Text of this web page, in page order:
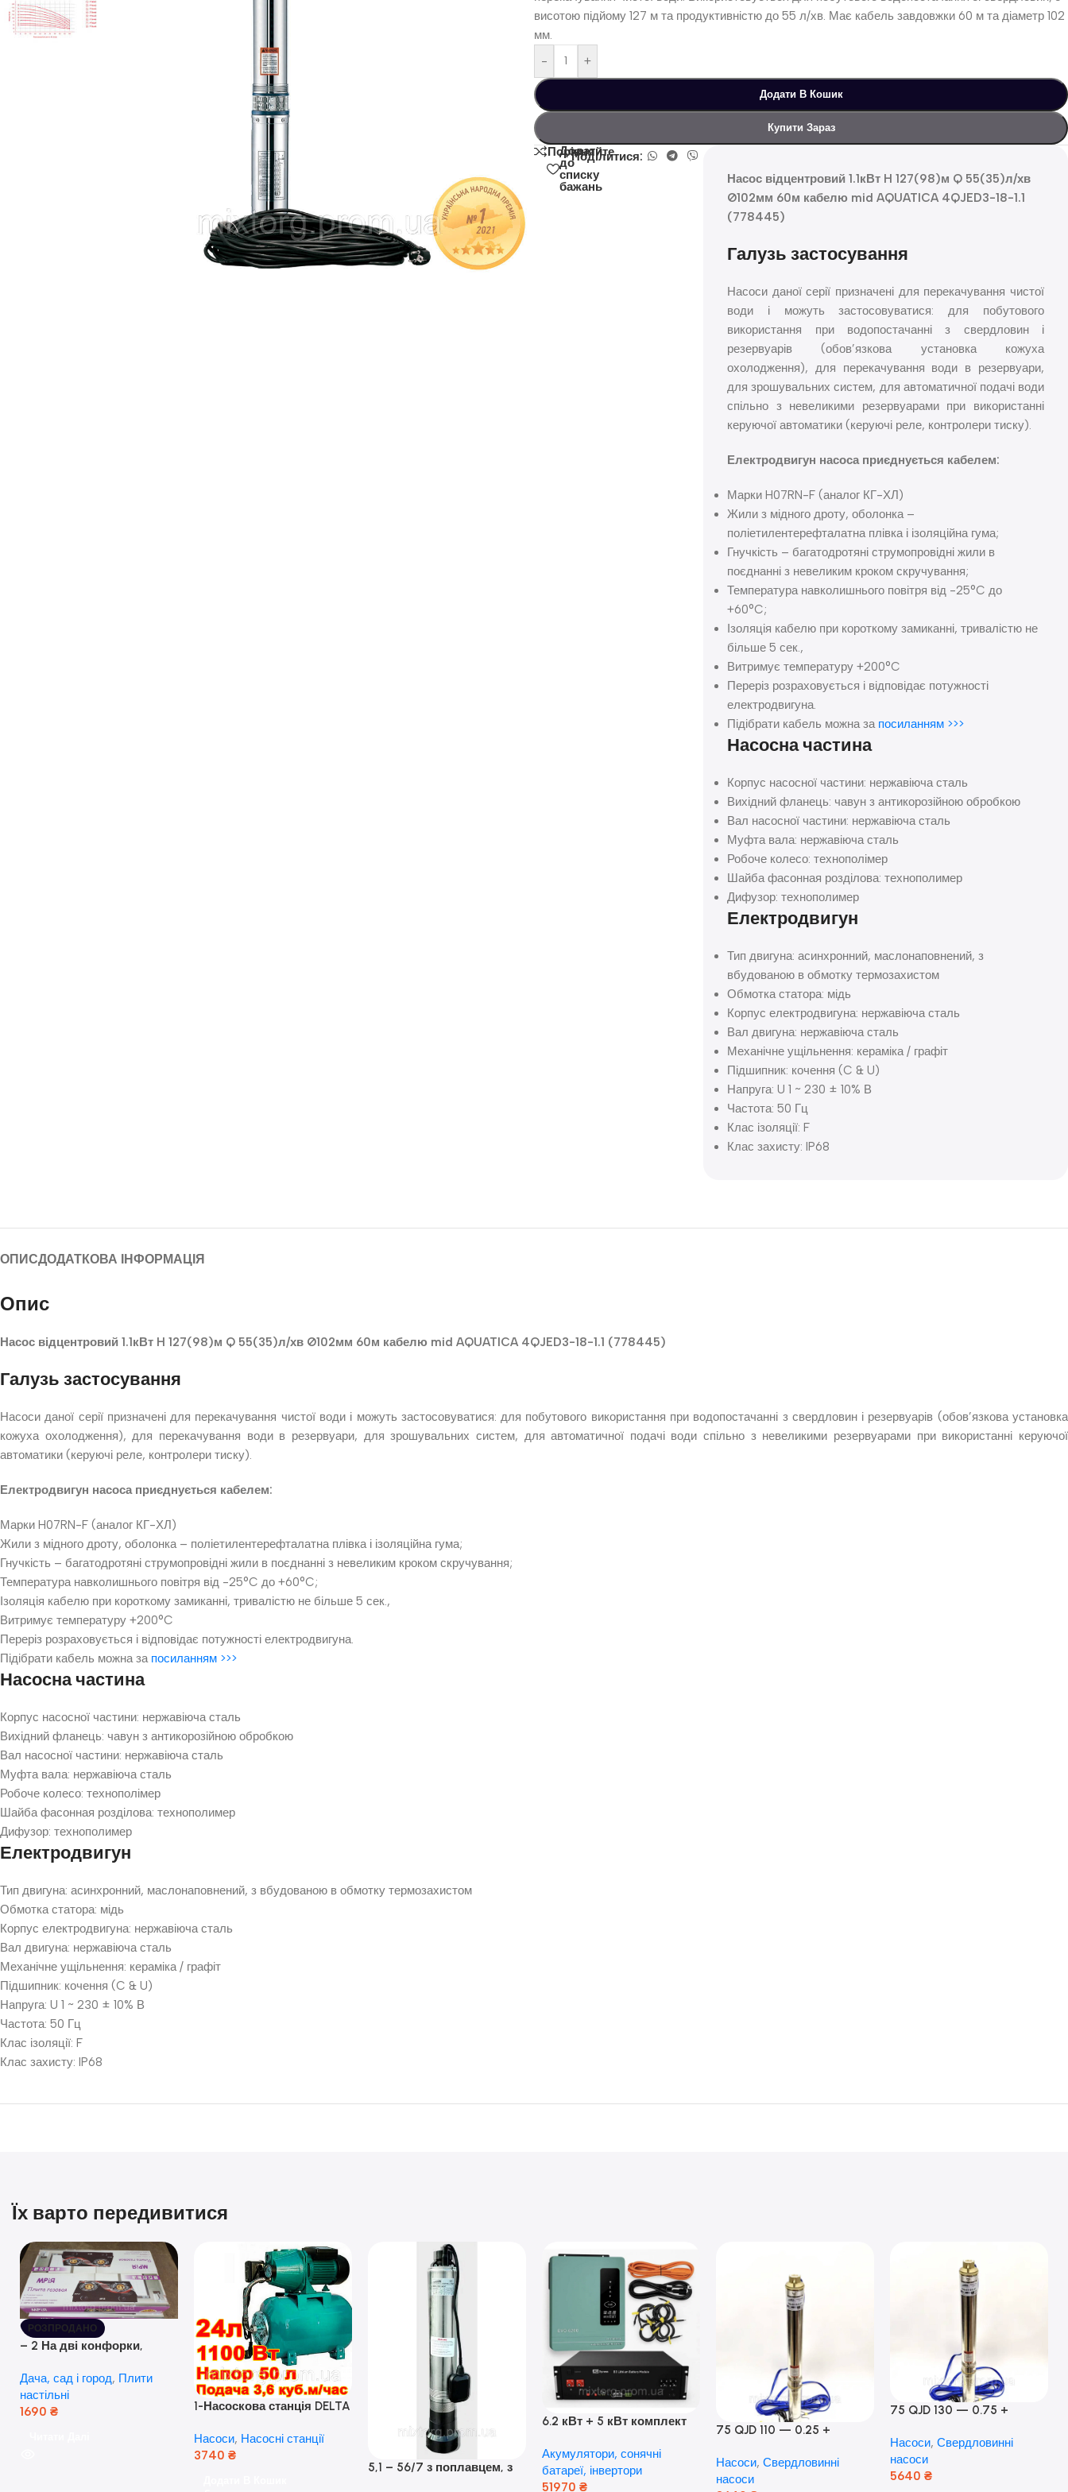
висотою підйому 127 м та продуктивністю до 55 л/хв. Має кабель завдовжки 60 м та діаметр 102
мм.
-
+
Додати В Кошик
Купити Зараз
Порівняйте
Додати
до
списку
бажань
Поділитися:
Насос відцентровий 1.1кВт H 127(98)м Q 55(35)л/хв
Ø102мм 60м кабелю mid AQUATICA 4QJED3-18-1.1
(778445)
Галузь застосування
Насоси даної серії призначені для перекачування чистої
води і можуть застосовуватися: для побутового
використання при водопостачанні з свердловин і
резервуарів (обов’язкова установка кожуха
охолодження), для перекачування води в резервуари,
для зрошувальних систем, для автоматичної подачі води
спільно з невеликими резервуарами при використанні
керуючої автоматики (керуючі реле, контролери тиску).
Електродвигун насоса приєднується кабелем:
Марки H07RN-F (аналог КГ-ХЛ)
Жили з мідного дроту, оболонка –
поліетилентерефталатна плівка і ізоляційна гума;
Гнучкість – багатодротяні струмопровідні жили в
поєднанні з невеликим кроком скручування;
Температура навколишнього повітря від -25°C до
+60°C;
Ізоляція кабелю при короткому замиканні, тривалістю не
більше 5 сек.,
Витримує температуру +200°C
Переріз розраховується і відповідає потужності
електродвигуна.
Підібрати кабель можна за посиланням >>>
Насосна частина
Корпус насосної частини: нержавіюча сталь
Вихідний фланець: чавун з антикорозійною обробкою
Вал насосної частини: нержавіюча сталь
Муфта вала: нержавіюча сталь
Робоче колесо: технополімер
Шайба фасонная розділова: технополимер
Дифузор: технополимер
Електродвигун
Тип двигуна: асинхронний, маслонаповнений, з
вбудованою в обмотку термозахистом
Обмотка статора: мідь
Корпус електродвигуна: нержавіюча сталь
Вал двигуна: нержавіюча сталь
Механічне ущільнення: кераміка / графіт
Підшипник: кочення (C & U)
Напруга: U 1 ~ 230 ± 10% В
Частота: 50 Гц
Клас ізоляції: F
Клас захисту: IP68
ОПИСДОДАТКОВА ІНФОРМАЦІЯ
Опис
Насос відцентровий 1.1кВт H 127(98)м Q 55(35)л/хв Ø102мм 60м кабелю mid AQUATICA 4QJED3-18-1.1 (778445)
Галузь застосування
Насоси даної серії призначені для перекачування чистої води і можуть застосовуватися: для побутового використання при водопостачанні з свердловин і резервуарів (обов’язкова установка
кожуха охолодження), для перекачування води в резервуари, для зрошувальних систем, для автоматичної подачі води спільно з невеликими резервуарами при використанні керуючої
автоматики (керуючі реле, контролери тиску).
Електродвигун насоса приєднується кабелем:
Марки H07RN-F (аналог КГ-ХЛ)
Жили з мідного дроту, оболонка – поліетилентерефталатна плівка і ізоляційна гума;
Гнучкість – багатодротяні струмопровідні жили в поєднанні з невеликим кроком скручування;
Температура навколишнього повітря від -25°C до +60°C;
Ізоляція кабелю при короткому замиканні, тривалістю не більше 5 сек.,
Витримує температуру +200°C
Переріз розраховується і відповідає потужності електродвигуна.
Підібрати кабель можна за посиланням >>>
Насосна частина
Корпус насосної частини: нержавіюча сталь
Вихідний фланець: чавун з антикорозійною обробкою
Вал насосної частини: нержавіюча сталь
Муфта вала: нержавіюча сталь
Робоче колесо: технополімер
Шайба фасонная розділова: технополимер
Дифузор: технополимер
Електродвигун
Тип двигуна: асинхронний, маслонаповнений, з вбудованою в обмотку термозахистом
Обмотка статора: мідь
Корпус електродвигуна: нержавіюча сталь
Вал двигуна: нержавіюча сталь
Механічне ущільнення: кераміка / графіт
Підшипник: кочення (C & U)
Напруга: U 1 ~ 230 ± 10% В
Частота: 50 Гц
Клас ізоляції: F
Клас захисту: IP68
Їх варто передивитися
РОЗПРОДАНО
– 2 На дві конфорки,
розпалюванням.
Дача, сад і город, Плити
настільні
1690 ₴
1-Насоскова станція DELTA
кВт) ( Польща)
Насоси, Насосні станції
3740 ₴
5,1 – 56/7 з поплавцем, з
6.2 кВт + 5 кВт комплект
Гібридний інвертор Anern
та акумулятор Dyness, 50А
Акумулятори, сонячні
батареї, інвертори
51970 ₴
75 QJD 110 — 0.25 +
Мідь!
Насоси, Свердловинні
насоси
75 QJD 130 — 0.75 +
Насоси, Свердловинні
насоси
5640 ₴